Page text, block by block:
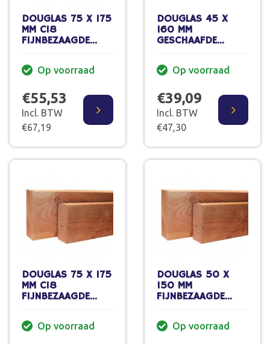
DOUGLAS 75 X 175
MM C18
FIJNBEZAAGDE
70% PEFC
Op voorraad
€55,53
Incl. BTW
€67,19
DOUGLAS 45 X
160 MM
GESCHAAFDE
GEDROOGD
Op voorraad
€39,09
Incl. BTW
€47,30
DOUGLAS 75 X 175
MM C18
FIJNBEZAAGDE
70% PEFC
Op voorraad
DOUGLAS 50 X
150 MM
FIJNBEZAAGDE
500 CM
Op voorraad